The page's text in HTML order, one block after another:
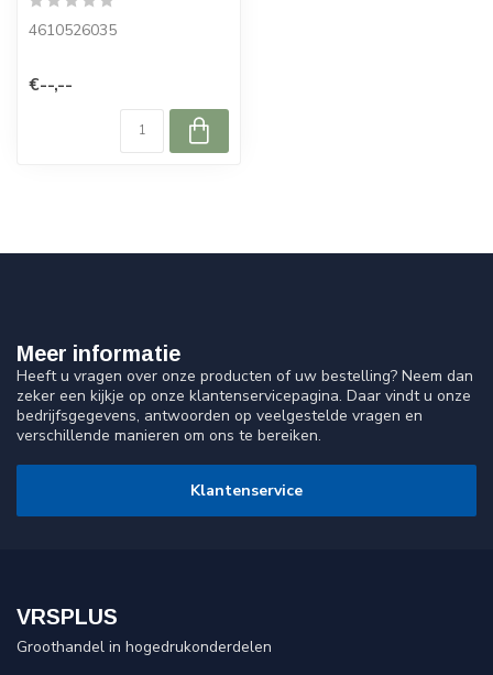
4610526035
€--,--
Meer informatie
Heeft u vragen over onze producten of uw bestelling? Neem dan
zeker een kijkje op onze klantenservicepagina. Daar vindt u onze
bedrijfsgegevens, antwoorden op veelgestelde vragen en
verschillende manieren om ons te bereiken.
Klantenservice
VRSPLUS
Groothandel in hogedrukonderdelen